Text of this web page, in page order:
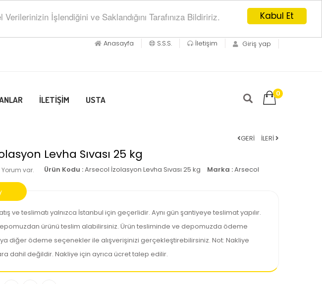
Kabul Et
İşlendiğini ve Saklandığını Tarafınıza Bildiririz.
Giriş yap
Anasayfa S.S.S. İletişim
İLETİŞİM USTA
0
GERİ İLERİ
Levha Sıvası 25 kg
Yorum var. Ürün Kodu :Arsecol İzolasyon Levha Sıvası 25 kg Marka :Arsecol
ve teslimatı yalnızca İstanbul için geçerlidir. Aynı gün şantiyeye teslimat yapılır.
ürünü teslim alabilirsiniz. Ürün tesliminde ve depomuzda ödeme
diğer ödeme seçenekler ile alışverişinizi gerçekleştirebilirsiniz. Not: Nakliye
dahil değildir. Nakliye için ayrıca ücret talep edilir.